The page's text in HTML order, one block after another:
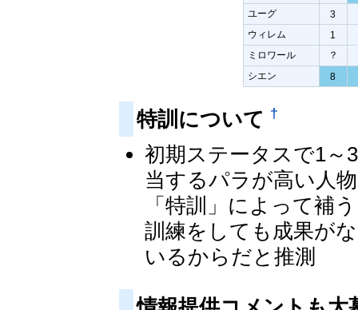
ユーグ
3
ウィレム
1
ミロワール
？
シエン
8
特訓について †
初期ステータスで1～
当するパラが高い人
「特訓」によって補
訓練をしても成果が
いるからだと推測